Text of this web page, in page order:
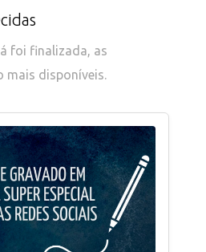
foi finalizada, as
mais disponíveis.